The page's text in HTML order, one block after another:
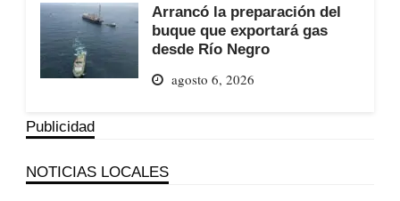
Arrancó la preparación del
buque que exportará gas
desde Río Negro
agosto 6, 2026
Publicidad
NOTICIAS LOCALES